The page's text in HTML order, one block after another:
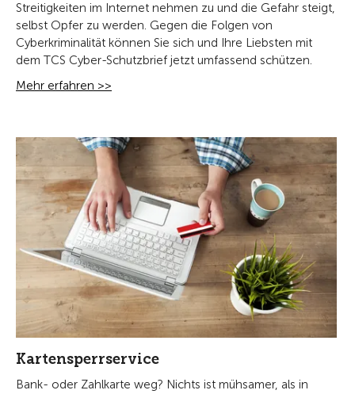
Streitigkeiten im Internet nehmen zu und die Gefahr steigt,
selbst Opfer zu werden. Gegen die Folgen von
Cyberkriminalität können Sie sich und Ihre Liebsten mit
dem TCS Cyber-Schutzbrief jetzt umfassend schützen.
Mehr erfahren >>
Kartensperrservice
Bank- oder Zahlkarte weg? Nichts ist mühsamer, als in